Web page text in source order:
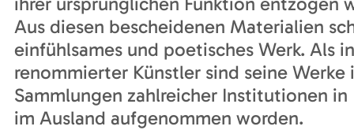
Aus diesen bescheidenen Materialien
einfühlsames und poetisches Werk. Als
renommierter Künstler sind seine Werke
Sammlungen zahlreicher Institutionen in
im Ausland aufgenommen worden.